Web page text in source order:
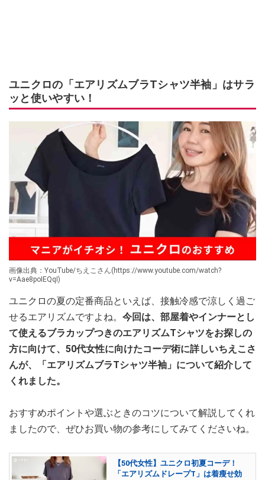
ユニクロの「エアリズムブラTシャツ半袖」はサラ
ッと使いやすい！
画像出典：YouTube/ちえこさん(https://www.youtube.com/watch?
v=Aae8poIEQqI)
ユニクロの夏の定番商品といえば、接触冷感で涼しく過ご
せるエアリズムですよね。 今回は、部屋着やインナーとし
て使えるブラカップつきのエアリズムTシャツをお探しの
方に向けて、50代女性に向けたコーデ術に詳しいちえこさ
んが、「エアリズムブラTシャツ半袖」について紹介して
くれました。
おすすめポイントや選ぶときのコツについて解説してくれ
ましたので、ぜひお買い物の参考にしてみてくださいね。
【50代女性】ユニクロ初夏コーデ！
「エアリズムドレープT」は着瘦せ効